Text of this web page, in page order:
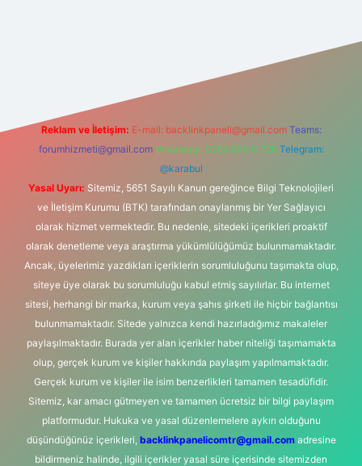
Reklam ve İletişim: E-mail: backlinkpaneli@gmail.com Teams:
forumhizmeti@gmail.com Whatsapp: 0262 606 0 726 Telegram:
@karabul
Yasal Uyarı: Sitemiz, 5651 Sayılı Kanun gereğince Bilgi Teknolojileri
ve İletişim Kurumu (BTK) tarafından onaylanmış bir Yer Sağlayıcı
olarak hizmet vermektedir. Bu nedenle, sitedeki içerikleri proaktif
olarak denetleme veya araştırma yükümlülüğümüz bulunmamaktadır.
Ancak, üyelerimiz yazdıkları içeriklerin sorumluluğunu taşımakta olup,
siteye üye olarak bu sorumluluğu kabul etmiş sayılırlar. Bu internet
sitesi, herhangi bir marka, kurum veya şahıs şirketi ile hiçbir bağlantısı
bulunmamaktadır. Sitede yalnızca kendi hazırladığımız makaleler
paylaşılmaktadır. Burada yer alan içerikler haber niteliği taşımamakta
olup, gerçek kurum ve kişiler hakkında paylaşım yapılmamaktadır.
Gerçek kurum ve kişiler ile isim benzerlikleri tamamen tesadüfidir.
Sitemiz, kar amacı gütmeyen ve tamamen ücretsiz bir bilgi paylaşım
platformudur. Hukuka ve yasal düzenlemelere aykırı olduğunu
düşündüğünüz içerikleri, backlinkpanelicomtr@gmail.comadresine
bildirmeniz halinde, ilgili içerikler yasal süre içerisinde sitemizden